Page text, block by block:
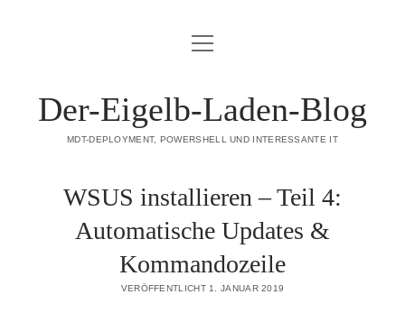
DATENSCHUTZERKLÄRUNG
Menü
öffnen
Der-Eigelb-Laden-Blog
MDT-DEPLOYMENT, POWERSHELL UND INTERESSANTE IT
WSUS installieren – Teil 4:
Automatische Updates &
Kommandozeile
VERÖFFENTLICHT 1. JANUAR 2019